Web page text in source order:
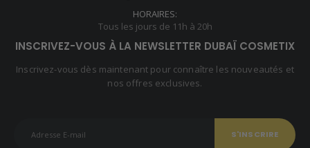
HORAIRES:
Tous les jours de 11h à 20h
INSCRIVEZ-VOUS À LA NEWSLETTER DUBAÏ COSMETIX
Inscrivez-vous dès maintenant pour connaître les nouveautés et
nos offres exclusives.